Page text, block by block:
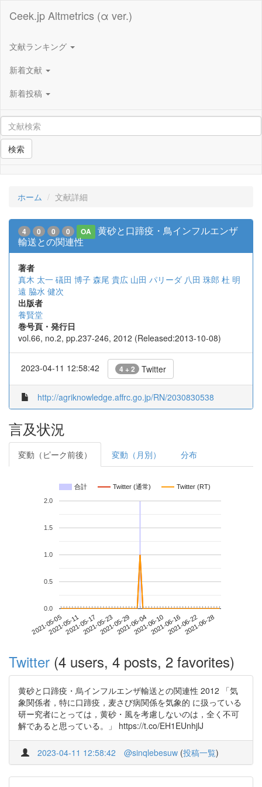
Ceek.jp Altmetrics (α ver.)
文献ランキング
新着文献
新着投稿
検索
ホーム 文献詳細
4 0 0 0 OA
黄砂と口蹄疫・鳥インフルエンザ
輸送との関連性
著者
真木 太一 礒田 博子 森尾 貴広 山田 パリーダ 八田 珠郎 杜 明
遠 脇水 健次
出版者
養賢堂
巻号頁・発行日
vol.66, no.2, pp.237-246, 2012 (Released:2013-10-08)
2023-04-11 12:58:42 4 + 2 Twitter
http://agriknowledge.affrc.go.jp/RN/2030830538
言及状況
変動（ピーク前後） 変動（月別） 分布
合計 Twitter (通常) Twitter (RT)
2021-05-052021-05-112021-05-172021-05-232021-05-292021-06-042021-06-102021-06-162021-06-222021-06-28
0.0
0.5
1.0
1.5
2.0
Twitter (4 users, 4 posts, 2 favorites)
黄砂と口蹄疫・烏インフルエンザ輸送との関連性 2012 「気
象関係者，特に口蹄疫，麦さび病関係を気象的 に扱っている
研ー究者にとっては，黄砂・風を考慮しないのは，全く不可
解であると思っている。」 https://t.co/EH1EUnhjlJ
2023-04-11 12:58:42 @sinqlebesuw (投稿一覧)